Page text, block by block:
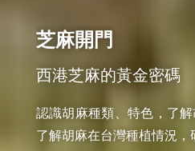
芝麻開門
西港芝麻的黃金密碼
認識胡麻種類、特色，了解